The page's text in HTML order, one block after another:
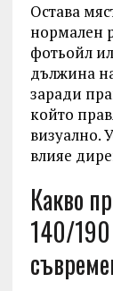
Остава
нормален
фотьойл
дължина
заради
който
визуално.
влияе
Какво
140/190